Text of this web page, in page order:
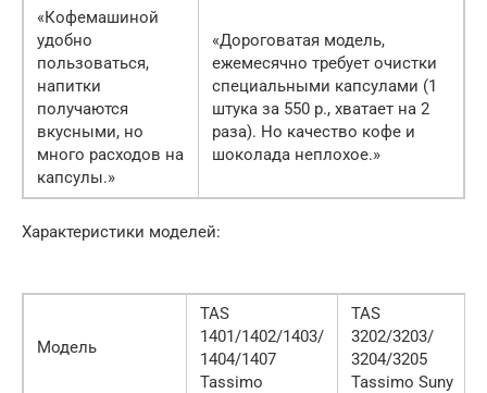
«Кофемашиной
удобно
пользоваться,
напитки
получаются
вкусными, но
много расходов на
капсулы.»
«Дороговатая модель,
ежемесячно требует очистки
специальными капсулами (1
штука за 550 р., хватает на 2
раза). Но качество кофе и
шоколада неплохое.»
Характеристики моделей:
Модель
TAS
1401/1402/1403/
1404/1407
Tassimo
TAS
3202/3203/
3204/3205
Tassimo Suny